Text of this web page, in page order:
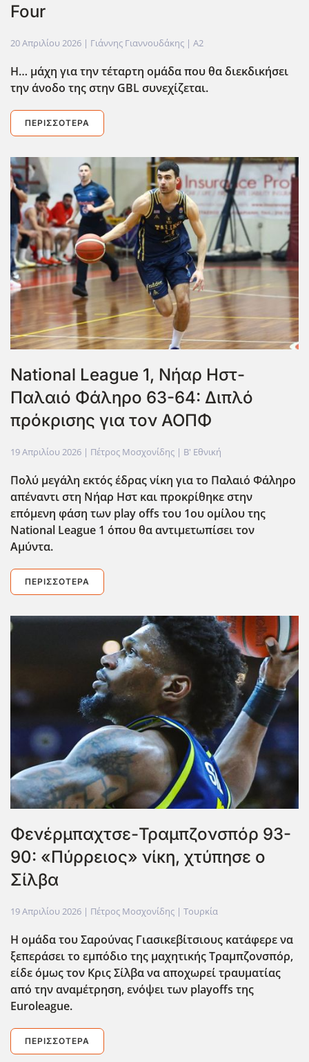
Four
20 Απριλίου 2026 | Γιάννης Γιαννουδάκης | A2
Η… μάχη για την τέταρτη ομάδα που θα διεκδικήσει
την άνοδο της στην GBLσυνεχίζεται.
ΠΕΡΙΣΣΌΤΕΡΑ
National League 1, Νήαρ Ηστ-
Παλαιό Φάληρο 63-64: Διπλό
πρόκρισης για τον ΑΟΠΦ
19 Απριλίου 2026 | Πέτρος Μοσχονίδης | Β' Εθνική
Πολύ μεγάλη εκτός έδρας νίκη για το Παλαιό Φάληρο
απέναντι στη Νήαρ Ηστ και προκρίθηκε στην
επόμενη φάση των play offs του 1ου ομίλου της
National League 1 όπου θα αντιμετωπίσει τον
Αμύντα.
ΠΕΡΙΣΣΌΤΕΡΑ
Φενέρμπαχτσε-Τραμπζονσπόρ 93-
90: «Πύρρειος» νίκη, χτύπησε ο
Σίλβα
19 Απριλίου 2026 | Πέτρος Μοσχονίδης | Τουρκία
Η ομάδα του Σαρούνας Γιασικεβίτσιους κατάφερε να
ξεπεράσει το εμπόδιο της μαχητικής Τραμπζονσπόρ,
είδε όμως τον Κρις Σίλβα να αποχωρεί τραυματίας
από την αναμέτρηση, ενόψει των playoffs της
Euroleague.
ΠΕΡΙΣΣΌΤΕΡΑ